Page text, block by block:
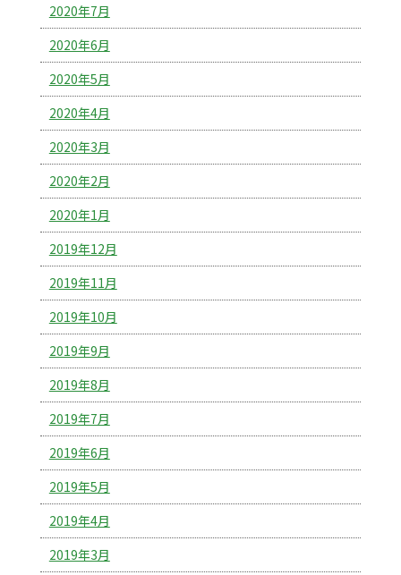
2020年7月
2020年6月
2020年5月
2020年4月
2020年3月
2020年2月
2020年1月
2019年12月
2019年11月
2019年10月
2019年9月
2019年8月
2019年7月
2019年6月
2019年5月
2019年4月
2019年3月